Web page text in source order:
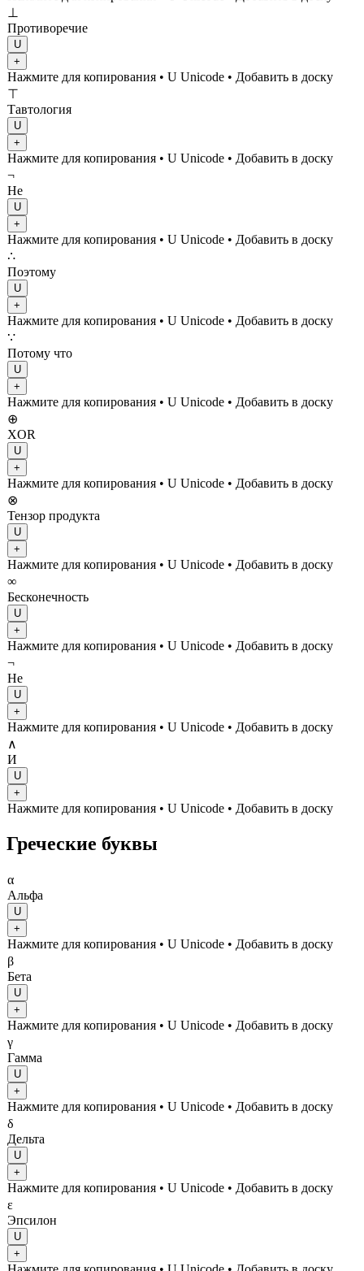
⊥
Противоречие
U
+
Нажмите для копирования • U Unicode • Добавить в доску
⊤
Тавтология
U
+
Нажмите для копирования • U Unicode • Добавить в доску
¬
Не
U
+
Нажмите для копирования • U Unicode • Добавить в доску
∴
Поэтому
U
+
Нажмите для копирования • U Unicode • Добавить в доску
∵
Потому что
U
+
Нажмите для копирования • U Unicode • Добавить в доску
⊕
XOR
U
+
Нажмите для копирования • U Unicode • Добавить в доску
⊗
Тензор продукта
U
+
Нажмите для копирования • U Unicode • Добавить в доску
∞
Бесконечность
U
+
Нажмите для копирования • U Unicode • Добавить в доску
¬
Не
U
+
Нажмите для копирования • U Unicode • Добавить в доску
∧
И
U
+
Нажмите для копирования • U Unicode • Добавить в доску
Греческие буквы
α
Альфа
U
+
Нажмите для копирования • U Unicode • Добавить в доску
β
Бета
U
+
Нажмите для копирования • U Unicode • Добавить в доску
γ
Гамма
U
+
Нажмите для копирования • U Unicode • Добавить в доску
δ
Дельта
U
+
Нажмите для копирования • U Unicode • Добавить в доску
ε
Эпсилон
U
+